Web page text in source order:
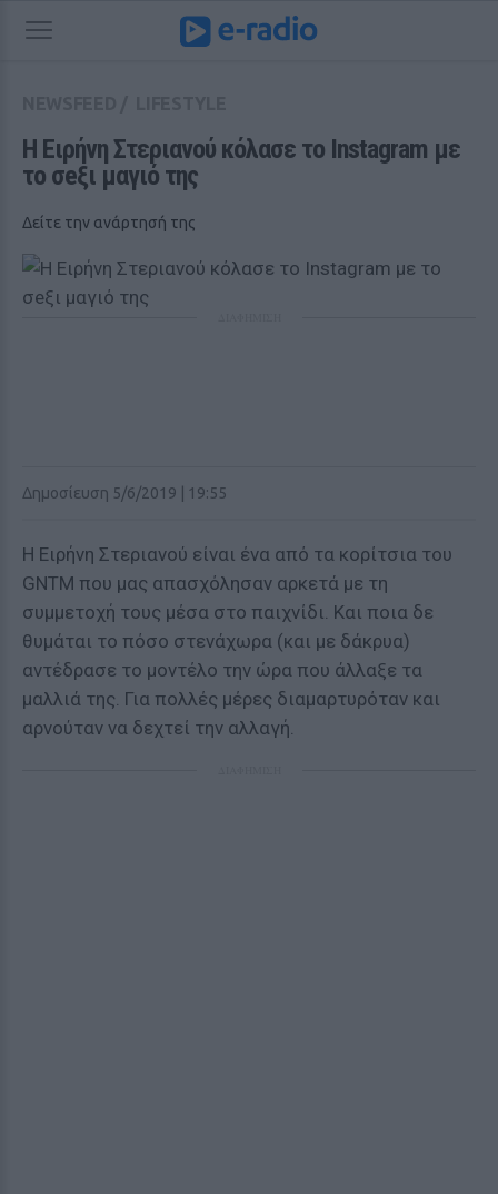
Η Ειρήνη Στεριανού κόλασε το Instagram με
το σeξι μαγιό της
Δείτε την ανάρτησή της
Δημοσίευση 5/6/2019 | 19:55
Η Ειρήνη Στεριανού είναι ένα από τα κορίτσια του
GNTM που μας απασχόλησαν αρκετά με τη
συμμετοχή τους μέσα στο παιχνίδι. Και ποια δε
θυμάται το πόσο στενάχωρα (και με δάκρυα)
αντέδρασε το μοντέλο την ώρα που άλλαξε τα
μαλλιά της. Για πολλές μέρες διαμαρτυρόταν και
αρνούταν να δεχτεί την αλλαγή.